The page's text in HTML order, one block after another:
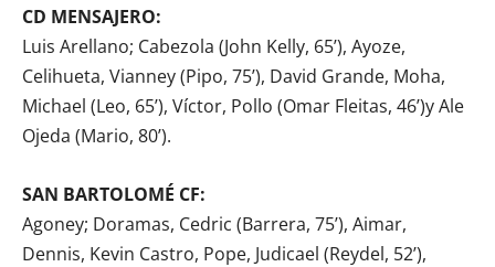
CD MENSAJERO:
Luis Arellano; Cabezola (John Kelly, 65’), Ayoze,
Celihueta, Vianney (Pipo, 75’), David Grande, Moha,
Michael (Leo, 65’), Víctor, Pollo (Omar Fleitas, 46’)y Ale
Ojeda (Mario, 80’).
SAN BARTOLOMÉ CF:
Agoney; Doramas, Cedric (Barrera, 75’), Aimar,
Dennis, Kevin Castro, Pope, Judicael (Reydel, 52’),